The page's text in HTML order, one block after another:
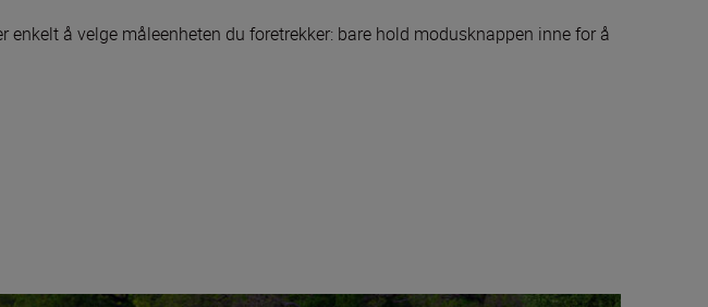
å velge måleenheten du foretrekker: bare hold modusknappen inne for å